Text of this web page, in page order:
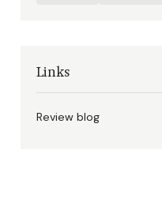
Links
Review blog